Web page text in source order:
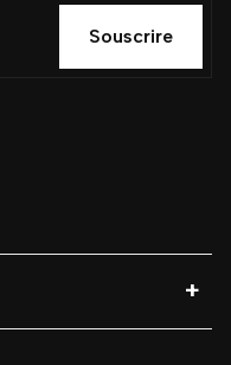
Souscrire